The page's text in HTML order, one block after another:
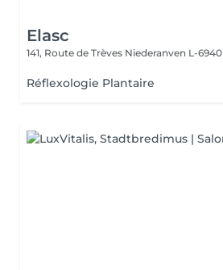
Elasc
141, Route de Trèves Niederanven L-6940
Réflexologie Plantaire